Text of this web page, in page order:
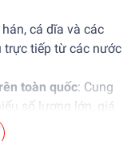
cá dĩa và các
trực tiếp từ các nước
toàn quốc: Cung
số lượng lớn, giá